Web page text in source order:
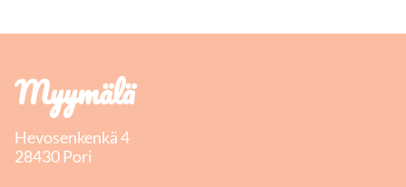
Myymälä
Hevosenkenkä 4
28430 Pori